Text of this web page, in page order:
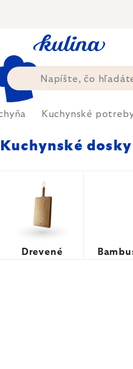
Kuchynské
Kuchynské
Drevené